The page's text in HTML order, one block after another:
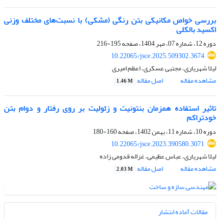
بررسی خواص مکانیکی بتن رنگی (مشکی) با نسبت‌های مختلف وزنی
اکسید بالکلی
دوره 12، شماره 07، مهر 1404، صفحه
195-216
10.22065/jsce.2025.509302.3674
لیلا شهریاری، مجتبی عسکری، اعظم امیری
مشاهده مقاله
اصل مقاله 1.46 M
تاثیر استفاده همزمان بنتونیت و زئولیت بر روی رفتار و دوام بتن
خودتراکم
دوره 10، شماره 11، بهمن 1402، صفحه
160-180
10.22065/jsce.2023.390580.3071
لیلا شهریاری، عباس عظیمی، غزاله قدومی زاده
مشاهده مقاله
اصل مقاله 2.03 M
مقالات آماده انتشار